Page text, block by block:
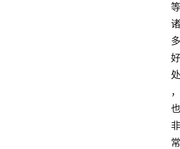
等
诸
多
好
处
，
也
非
常